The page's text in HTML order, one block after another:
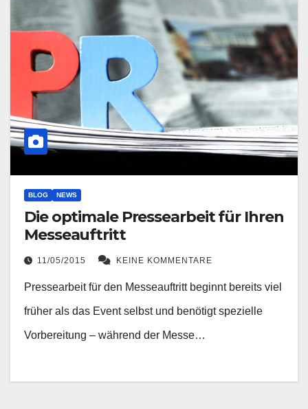
BLOG NEWS
Die optimale Pressearbeit für Ihren
Messeauftritt
11/05/2015 KEINE KOMMENTARE
Pressearbeit für den Messeauftritt beginnt bereits viel
früher als das Event selbst und benötigt spezielle
Vorbereitung – während der Messe…